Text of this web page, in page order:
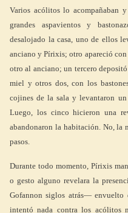
Varios acólitos lo acompañaban
grandes aspavientos y
desalojado la casa, uno de ellos
anciano y Pírixis; otro apareció
otro al anciano; un tercero
miel y otros dos, con los
cojines de la sala y levantaron
Luego, los cinco hicieron una
abandonaron la habitación. No, la
pasos.
Durante todo momento, Pírixis
o gesto alguno revelara la
Gofannon siglos atrás—
intentó nada contra los acólitos